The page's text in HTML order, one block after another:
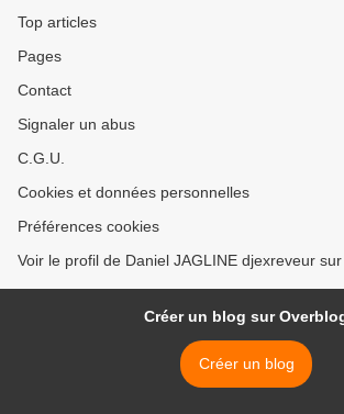
Top articles
Pages
Contact
Signaler un abus
C.G.U.
Cookies et données personnelles
Préférences cookies
Voir le profil de Daniel JAGLINE djexreveur
Créer un blog sur
Créer un blog